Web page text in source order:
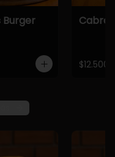
Burger Cabra
$12.500